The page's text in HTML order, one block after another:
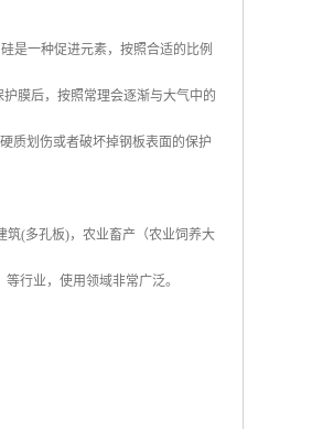
是一种促进元素，按照合适的比例
膜后，按照常理会逐渐与大气中的
质划伤或者破坏掉钢板表面的保护
筑(多孔板)，农业畜产（农业饲养大
行业，使用领域非常广泛。